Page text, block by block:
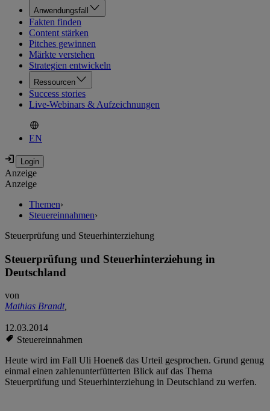
Anwendungsfall
Fakten finden
Content stärken
Pitches gewinnen
Märkte verstehen
Strategien entwickeln
Ressourcen
Success stories
Live-Webinars & Aufzeichnungen
EN
Anzeige
Anzeige
Themen›
Steuereinnahmen›
Steuerprüfung und Steuerhinterziehung
Steuerprüfung und Steuerhinterziehung in
Deutschland
von
Mathias Brandt,
12.03.2014
Steuereinnahmen
Heute wird im Fall Uli Hoeneß das Urteil gesprochen. Grund genug
einmal einen zahlenunterfütterten Blick auf das Thema
Steuerprüfung und Steuerhinterziehung in Deutschland zu werfen.